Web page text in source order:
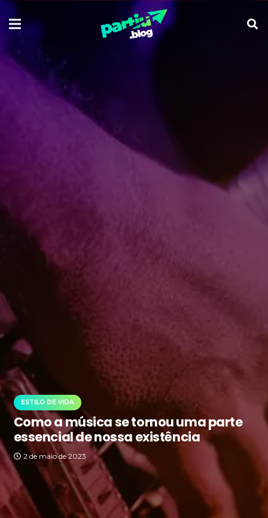
ESTILO DE VIDA
Como a música se tornou uma parte
essencial de nossa existência
2 de maio de 2023